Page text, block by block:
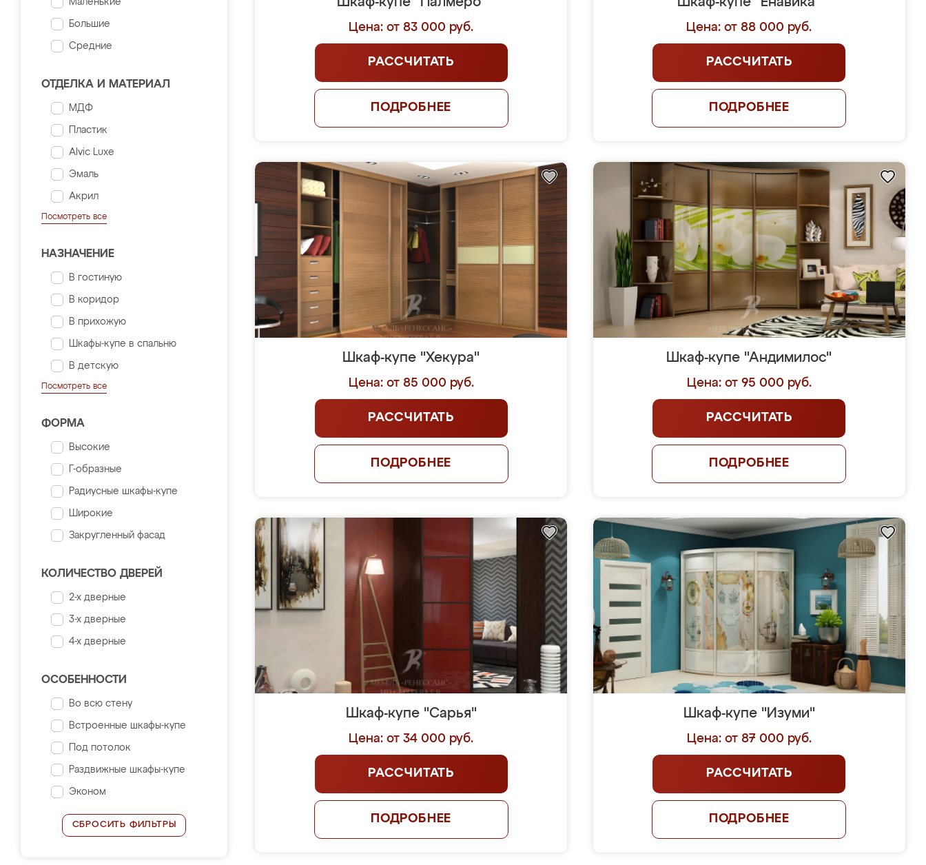
Маленькие
Большие
Средние
ОТДЕЛКА И МАТЕРИАЛ
МДФ
Пластик
Alvic Luxe
Эмаль
Акрил
Посмотреть все
НАЗНАЧЕНИЕ
В гостиную
В коридор
В прихожую
Шкафы-купе в спальню
В детскую
Посмотреть все
ФОРМА
Высокие
Г-образные
Радиусные шкафы-купе
Широкие
Закругленный фасад
КОЛИЧЕСТВО ДВЕРЕЙ
2-х дверные
3-х дверные
4-х дверные
ОСОБЕННОСТИ
Во всю стену
Встроенные шкафы-купе
Под потолок
Раздвижные шкафы-купе
Эконом
СБРОСИТЬ ФИЛЬТРЫ
Цена: от 83 000 руб.
РАССЧИТАТЬ
ПОДРОБНЕЕ
Цена: от 88 000 руб.
РАССЧИТАТЬ
ПОДРОБНЕЕ
Шкаф-купе "Хекура"
Цена: от 85 000 руб.
РАССЧИТАТЬ
ПОДРОБНЕЕ
Шкаф-купе "Андимилос"
Цена: от 95 000 руб.
РАССЧИТАТЬ
ПОДРОБНЕЕ
Шкаф-купе "Сарья"
Цена: от 34 000 руб.
РАССЧИТАТЬ
ПОДРОБНЕЕ
Шкаф-купе "Изуми"
Цена: от 87 000 руб.
РАССЧИТАТЬ
ПОДРОБНЕЕ